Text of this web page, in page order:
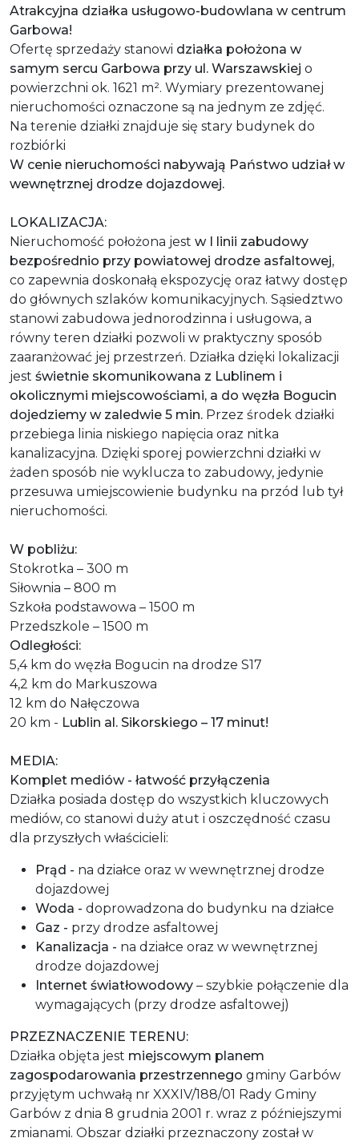
Atrakcyjna działka usługowo-budowlana w centrum
Garbowa!
Ofertę sprzedaży stanowi działka położona w
samym sercu Garbowa przy ul. Warszawskiej o
powierzchni ok. 1621 m². Wymiary prezentowanej
nieruchomości oznaczone są na jednym ze zdjęć.
Na terenie działki znajduje się stary budynek do
rozbiórki
W cenie nieruchomości nabywają Państwo udział w
wewnętrznej drodze dojazdowej.
LOKALIZACJA:
Nieruchomość położona jest w I linii zabudowy
bezpośrednio przy powiatowej drodze asfaltowej,
co zapewnia doskonałą ekspozycję oraz łatwy dostęp
do głównych szlaków komunikacyjnych. Sąsiedztwo
stanowi zabudowa jednorodzinna i usługowa, a
równy teren działki pozwoli w praktyczny sposób
zaaranżować jej przestrzeń. Działka dzięki lokalizacji
jest świetnie skomunikowana z Lublinem i
okolicznymi miejscowościami, a do węzła Bogucin
dojedziemy w zaledwie 5 min. Przez środek działki
przebiega linia niskiego napięcia oraz nitka
kanalizacyjna. Dzięki sporej powierzchni działki w
żaden sposób nie wyklucza to zabudowy, jedynie
przesuwa umiejscowienie budynku na przód lub tył
nieruchomości.
W pobliżu:
Stokrotka – 300 m
Siłownia – 800 m
Szkoła podstawowa – 1500 m
Przedszkole – 1500 m
Odległości:
5,4 km do węzła Bogucin na drodze S17
4,2 km do Markuszowa
12 km do Nałęczowa
20 km - Lublin al. Sikorskiego – 17 minut!
MEDIA:
Komplet mediów - łatwość przyłączenia
Działka posiada dostęp do wszystkich kluczowych
mediów, co stanowi duży atut i oszczędność czasu
dla przyszłych właścicieli:
Prąd - na działce oraz w wewnętrznej drodze
dojazdowej
Woda - doprowadzona do budynku na działce
Gaz - przy drodze asfaltowej
Kanalizacja - na działce oraz w wewnętrznej
drodze dojazdowej
Internet światłowodowy – szybkie połączenie dla
wymagających (przy drodze asfaltowej)
PRZEZNACZENIE TERENU:
Działka objęta jest miejscowym planem
zagospodarowania przestrzennego gminy Garbów
przyjętym uchwałą nr XXXIV/188/01 Rady Gminy
Garbów z dnia 8 grudnia 2001 r. wraz z późniejszymi
zmianami. Obszar działki przeznaczony został w